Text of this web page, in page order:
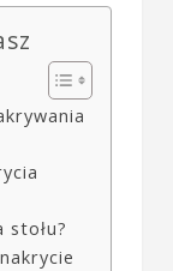
stołu?